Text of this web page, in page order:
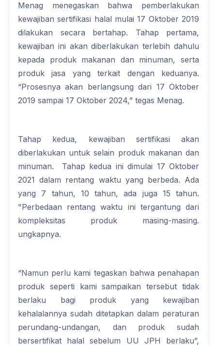
Menag menegaskan bahwa pemberlakukan
kewajiban sertifikasi halal mulai 17 Oktober 2019
dilakukan secara bertahap. Tahap pertama,
kewajiban ini akan diberlakukan terlebih dahulu
kepada produk makanan dan minuman, serta
produk jasa yang terkait dengan keduanya.
“Prosesnya akan berlangsung dari 17 Oktober
2019 sampai 17 Oktober 2024,” tegas Menag.
Tahap kedua, kewajiban sertifikasi akan
diberlakukan untuk selain produk makanan dan
minuman. Tahap kedua ini dimulai 17 Oktober
2021 dalam rentang waktu yang berbeda. Ada
yang 7 tahun, 10 tahun, ada juga 15 tahun.
"Perbedaan rentang waktu ini tergantung dari
kompleksitas produk masing-masing.
ungkapnya.
“Namun perlu kami tegaskan bahwa penahapan
produk seperti kami sampaikan tersebut tidak
berlaku bagi produk yang kewajiban
kehalalannya sudah ditetapkan dalam peraturan
perundang-undangan, dan produk sudah
bersertifikat halal sebelum UU JPH berlaku”,